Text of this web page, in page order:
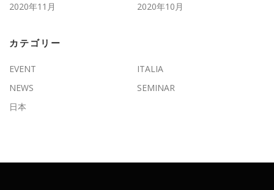
2020年11月
2020年10月
カテゴリー
EVENT
ITALIA
NEWS
SEMINAR
日本